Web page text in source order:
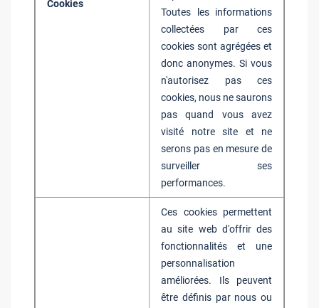
Cookies
Toutes les informations
collectées par ces
cookies sont agrégées et
donc anonymes. Si vous
n'autorisez pas ces
cookies, nous ne saurons
pas quand vous avez
visité notre site et ne
serons pas en mesure de
surveiller ses
performances.
Ces cookies permettent
au site web d'offrir des
fonctionnalités et une
personnalisation
améliorées. Ils peuvent
être définis par nous ou